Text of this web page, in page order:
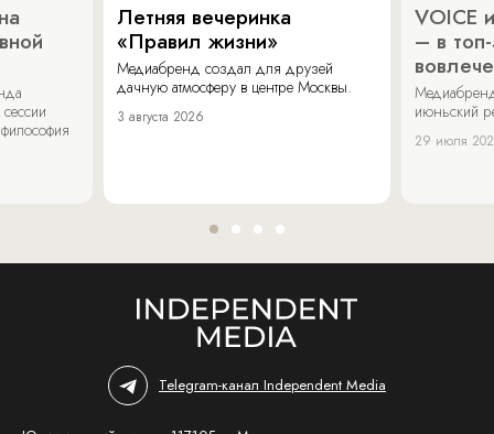
Летняя вечеринка
«Правил жизни»
Медиабренд создал для друзей
дачную атмосферу в центре Москвы.
3 августа 2026
VOICE
– в
июньский
29 июля
Telegram-канал Independent Media